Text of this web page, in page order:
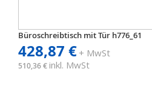
Büroschreibtisch mit Tür h776_61
428,87 €+ MwSt
510,36 € inkl. MwSt